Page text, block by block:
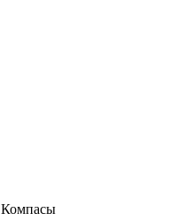
Компасы